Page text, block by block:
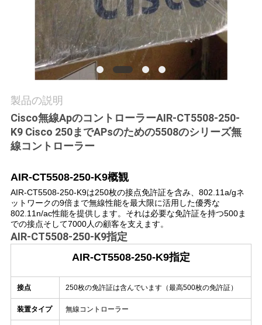
ー
品
質
管
理
連
く
だ
製品の説明
Cisco無線ApのコントローラーAIR-CT5508-250-
K9 Cisco 250までAPsのための5508のシリーズ無
線コントローラー
AIR-CT5508-250-K9概観
AIR-CT5508-250-K9は250枚の接点免許証を含み、802.11a/gネ
ットワークの9倍まで無線性能を最大限に活用した優秀な
802.11n/ac性能を提供します。それは必要な免許証を持つ500ま
での接点そして7000人の顧客を支えます。
AIR-CT5508-250-K9指定
AIR-CT5508-250-K9指定
接点 250枚の免許証は含んでいます（最高500枚の免許証）
装置タイプ 無線コントローラー